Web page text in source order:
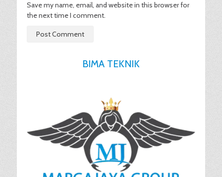
Save my name, email, and website in this browser for
the next time I comment.
BIMA TEKNIK